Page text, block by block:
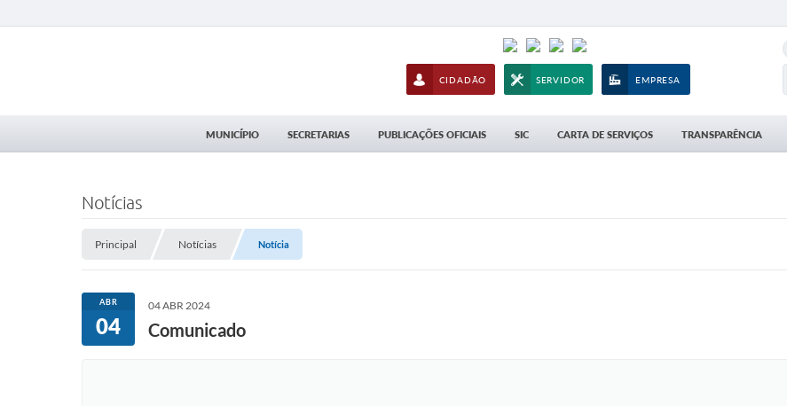
CIDADÃO SERVIDOR EMPRESA
MUNICÍPIO SECRETARIAS PUBLICAÇÕES OFICIAIS SIC CARTA DE SERVIÇOS TRANSPARÊNCIA
Notícias
Principal Notícias Notícia
ABR
04
04 ABR 2024
Comunicado